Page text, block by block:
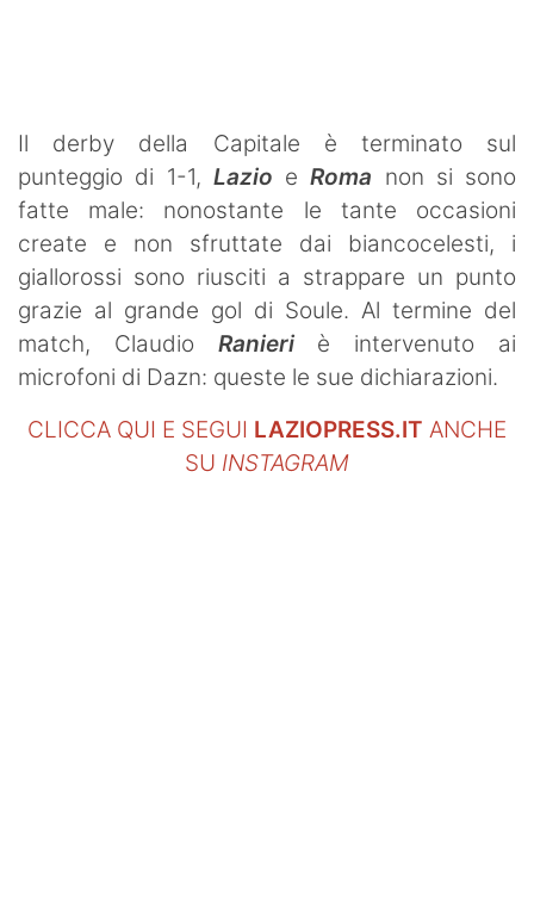
Il derby della Capitale è terminato sul
punteggio di 1-1, Lazio eRoma non si sono
fatte male: nonostante le tante occasioni
create e non sfruttate dai biancocelesti, i
giallorossi sono riusciti a strappare un punto
grazie al grande gol di Soule. Al termine del
match, Claudio Ranieriè intervenuto ai
microfoni di Dazn: queste le sue dichiarazioni.
CLICCA QUI E SEGUI LAZIOPRESS.IT ANCHE
SU INSTAGRAM